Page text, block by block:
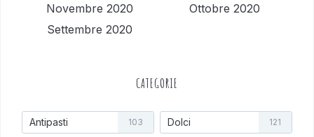
Novembre 2020
Ottobre 2020
Settembre 2020
CATEGORIE
Antipasti 103 Dolci 121